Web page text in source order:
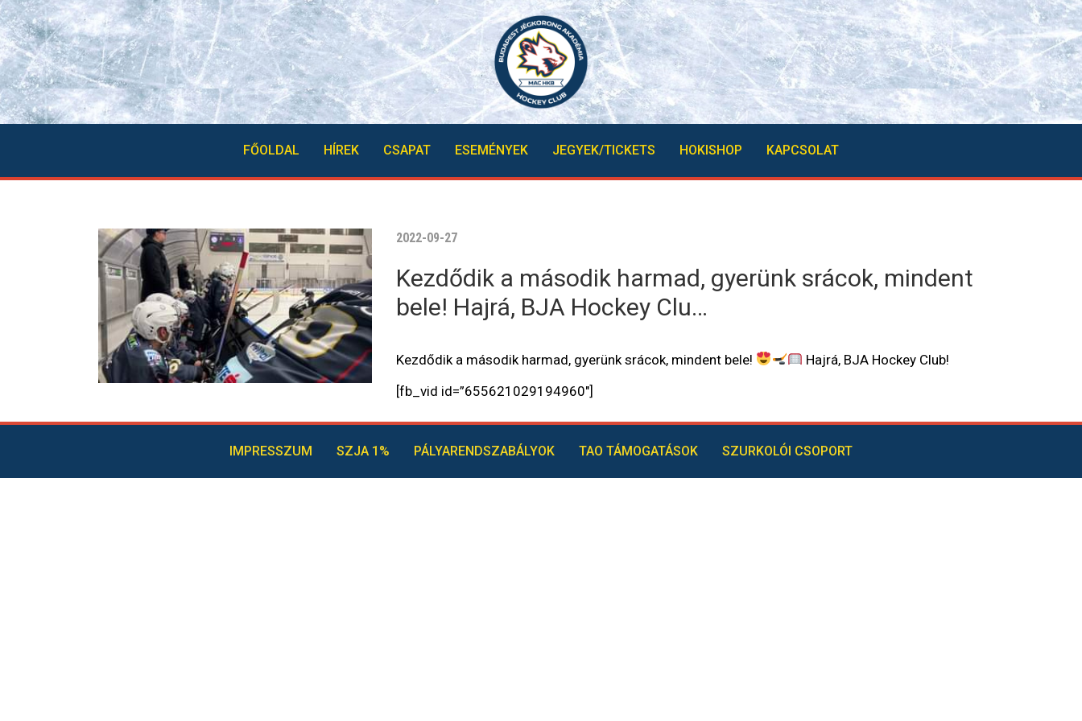
FŐOLDAL HÍREK CSAPAT ESEMÉNYEK JEGYEK/TICKETS HOKISHOP KAPCSOLAT
2022-09-27
Kezdődik a második harmad, gyerünk srácok, mindent
bele! Hajrá, BJA Hockey Clu…
Kezdődik a második harmad, gyerünk srácok, mindent bele!
Hajrá, BJA Hockey Club!
[fb_vid id=”655621029194960″]
IMPRESSZUM SZJA 1% PÁLYARENDSZABÁLYOK TAO TÁMOGATÁSOK SZURKOLÓI CSOPORT